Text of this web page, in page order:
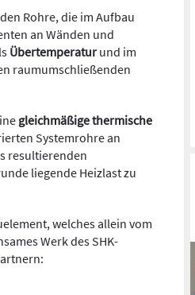
Rohre, die im Aufbau
an Wänden und
Übertemperaturund im
raumumschließenden
gleichmäßige thermische
Systemrohre an
resultierenden
liegende Heizlast zu
welches allein vom
Werk des SHK-